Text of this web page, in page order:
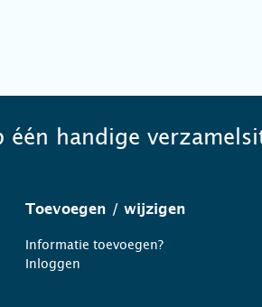
handige
Toevoegen / wijzigen
Informatie toevoegen?
Inloggen